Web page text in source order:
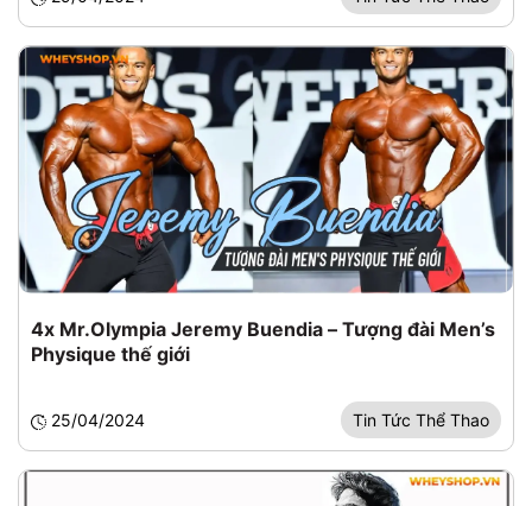
4x Mr.Olympia Jeremy Buendia – Tượng đài Men’s
Physique thế giới
25/04/2024 Tin Tức Thể Thao